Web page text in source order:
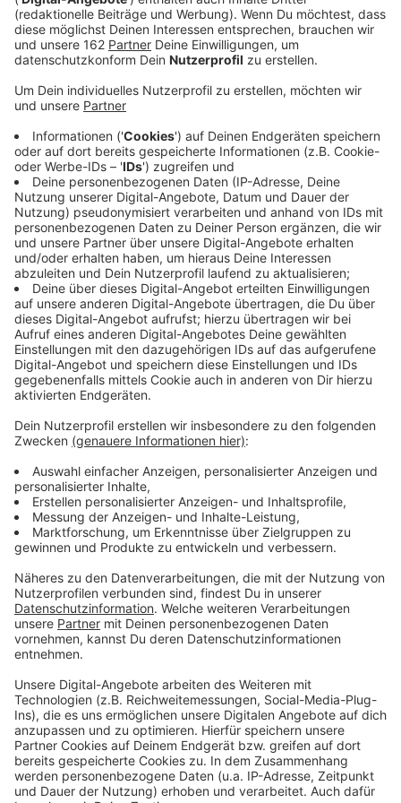
Anzeige
In 94 Tagen ist Bundestagswahl. Das Ampel-Aus
bedeutet für unsere Stadtverwaltungen viel Arbeit,
denn normalerweise fangen die Vorbereitungen für
eine Wahl ein gutes halbes Jahr vorher an.
Wählerverzeichnisse müssen aktualisiert, Räume
generiert und Wahlhelfer gesucht werden. In Wesel
werden knapp 500 gebraucht, in Moers sogar 1000.
Anzeige
Was muss ich als Wahlhelfer machen?
Anzeige
Um Wahlhelfer zu sein, muss man mindestens 18 Jahre
alt sein und die deutsche Staatsbürgerschaft
besitzen. Zählen, Rechnen und Schreiben ist ebenfalls
Voraussetzung. Weitere Vorkenntnisse sind nicht
erforderlich. Am Wahltag bist Du als Wahlhelfer den
ganzen Tag zwischen 07 Uhr 30 bis zum Ende der
Auszählung nach 18 Uhr ehrenamtlich tätig. Dafür gibt
es ein kleines Erfrischungsgeld, in Neukirchen-Vluyn
sind es zum Bespiel 50 Euro.
Anzeige
Anzeige